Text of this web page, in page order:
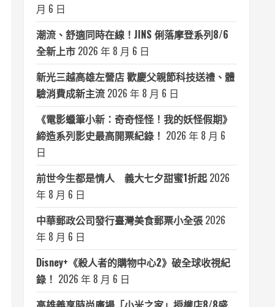
月 6 日
潮流、舒適同時在線！JINS 俐落摩登系列8/6
全新上市 2026 年 8 月 6 日
新光三越高雄左營店 歡慶父親節科技送禮、體
驗消費成新主流 2026 年 8 月 6 日
《電影蠟筆小新：奇奇怪怪！我的妖怪假期》
締造系列影史最高開票紀錄！ 2026 年 8 月 6
日
前世今生都是情人 義大七夕甜蜜1折起 2026
年 8 月 6 日
中華郵政公司發行臺灣美食郵票小全張 2026
年 8 月 6 日
Disney+《殺人者的購物中心2》破全球收視紀
錄！ 2026 年 8 月 6 日